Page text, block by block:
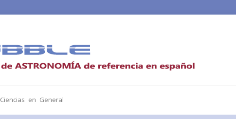
Ciencias en General